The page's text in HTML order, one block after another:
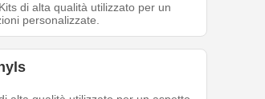
di alta qualità utilizzato per un
personalizzate.